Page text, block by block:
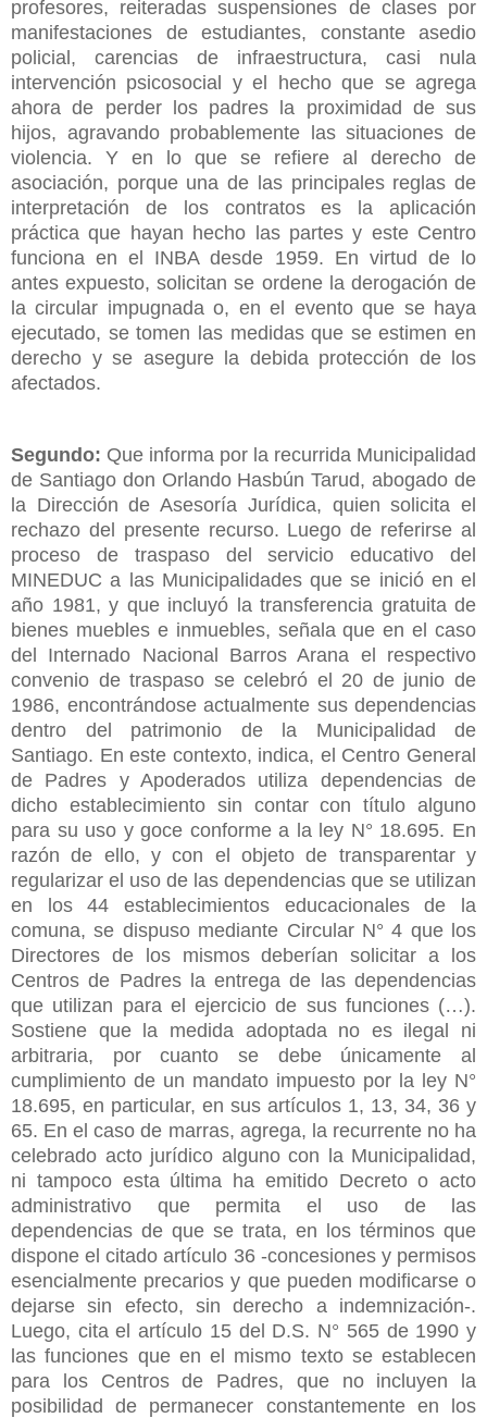
profesores, reiteradas suspensiones de clases por
manifestaciones de estudiantes, constante asedio
policial, carencias de infraestructura, casi nula
intervención psicosocial y el hecho que se agrega
ahora de perder los padres la proximidad de sus
hijos, agravando probablemente las situaciones de
violencia. Y en lo que se refiere al derecho de
asociación, porque una de las principales reglas de
interpretación de los contratos es la aplicación
práctica que hayan hecho las partes y este Centro
funciona en el INBA desde 1959. En virtud de lo
antes expuesto, solicitan se ordene la derogación de
la circular impugnada o, en el evento que se haya
ejecutado, se tomen las medidas que se estimen en
derecho y se asegure la debida protección de los
afectados.
Segundo: Que informa por la recurrida Municipalidad
de Santiago don Orlando Hasbún Tarud, abogado de
la Dirección de Asesoría Jurídica, quien solicita el
rechazo del presente recurso. Luego de referirse al
proceso de traspaso del servicio educativo del
MINEDUC a las Municipalidades que se inició en el
año 1981, y que incluyó la transferencia gratuita de
bienes muebles e inmuebles, señala que en el caso
del Internado Nacional Barros Arana el respectivo
convenio de traspaso se celebró el 20 de junio de
1986, encontrándose actualmente sus dependencias
dentro del patrimonio de la Municipalidad de
Santiago. En este contexto, indica, el Centro General
de Padres y Apoderados utiliza dependencias de
dicho establecimiento sin contar con título alguno
para su uso y goce conforme a la ley N° 18.695. En
razón de ello, y con el objeto de transparentar y
regularizar el uso de las dependencias que se utilizan
en los 44 establecimientos educacionales de la
comuna, se dispuso mediante Circular N° 4 que los
Directores de los mismos deberían solicitar a los
Centros de Padres la entrega de las dependencias
que utilizan para el ejercicio de sus funciones (…).
Sostiene que la medida adoptada no es ilegal ni
arbitraria, por cuanto se debe únicamente al
cumplimiento de un mandato impuesto por la ley N°
18.695, en particular, en sus artículos 1, 13, 34, 36 y
65. En el caso de marras, agrega, la recurrente no ha
celebrado acto jurídico alguno con la Municipalidad,
ni tampoco esta última ha emitido Decreto o acto
administrativo que permita el uso de las
dependencias de que se trata, en los términos que
dispone el citado artículo 36 -concesiones y permisos
esencialmente precarios y que pueden modificarse o
dejarse sin efecto, sin derecho a indemnización-.
Luego, cita el artículo 15 del D.S. N° 565 de 1990 y
las funciones que en el mismo texto se establecen
para los Centros de Padres, que no incluyen la
posibilidad de permanecer constantemente en los